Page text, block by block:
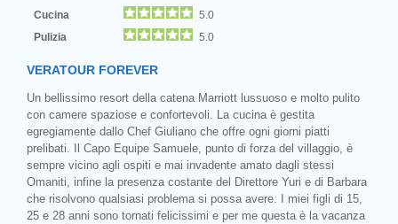
Cucina
5.0
Pulizia
5.0
VERATOUR FOREVER
Un bellissimo resort della catena Marriott lussuoso e molto pulito
con camere spaziose e confortevoli. La cucina è gestita
egregiamente dallo Chef Giuliano che offre ogni giorni piatti
prelibati. Il Capo Equipe Samuele, punto di forza del villaggio, è
sempre vicino agli ospiti e mai invadente amato dagli stessi
Omaniti, infine la presenza costante del Direttore Yuri e di Barbara
che risolvono qualsiasi problema si possa avere. I miei figli di 15,
25 e 28 anni sono tornati felicissimi e per me questa è la vacanza